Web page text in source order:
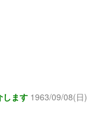
します 1963/09/08(日)